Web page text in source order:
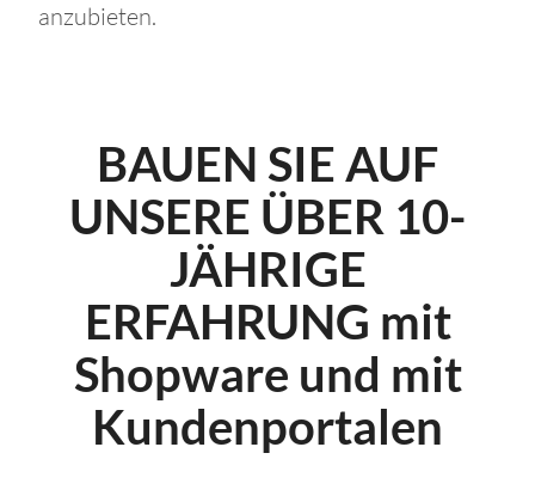
anzubieten.
BAUEN SIE AUF
UNSERE ÜBER 10-
JÄHRIGE
ERFAHRUNG mit
Shopware und mit
Kundenportalen